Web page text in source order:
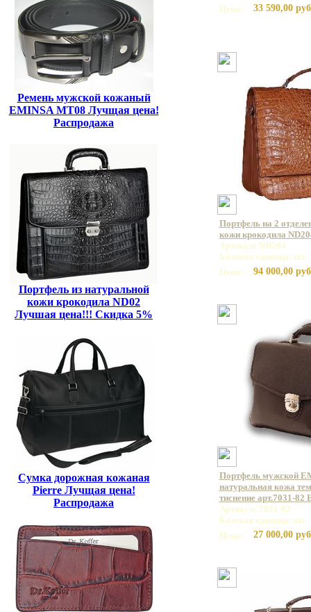
Ремень мужской кожаный
EMINSA MT08 Лучщая цена!
Распродажа
Портфель из натуральной
кожи крокодила ND02
Лучшая цена!!! Скидка 5%
Сумка дорожная кожаная
Pierre Лучщая цена!
Распродажа
Цена:
33 590,00
Портфель на 2
кожи крокодила
Артикул: ND204
Базовая единица: шт
Цена:
94 000,00
Портфель мужской
натуральная кожа
тиснение арт.7031-82
Артикул: 7031-82
Базовая единица: шт
Цена:
27 000,00